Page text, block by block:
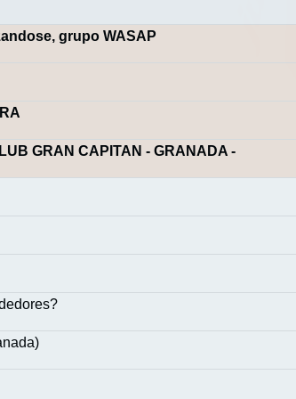
grupo WASAP
GRAN CAPITAN - GRANADA -